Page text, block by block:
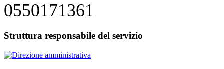
0550171361
Struttura responsabile del servizio